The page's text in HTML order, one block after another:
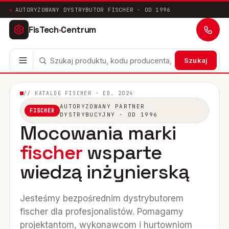
AUTORYZOWANY DYSTRYBUTOR FISCHER · OD 1996
FisTech·Centrum
Szukaj
Kotwy stalowe
Mocowania chemiczne
Mocowania ramowe
Mocowania uniwersalne
Systemy instalacyjne
Mocowania w pustych przestrzeniach
Mocowania sanitarne
// KATALOG FISCHER · ED. 2024
FISCHER
AUTORYZOWANY PARTNER
DYSTRYBUCYJNY · OD 1996
Mocowania marki
fischer wsparte
wiedzą inżynierską
Jesteśmy bezpośrednim dystrybutorem
fischer dla profesjonalistów. Pomagamy
projektantom, wykonawcom i hurtowniom